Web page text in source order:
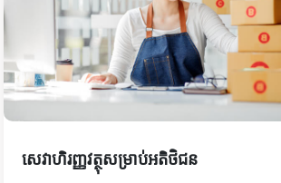
សេវាហិរញ្ញវត្ថុសម្រាប់អតិថិជន